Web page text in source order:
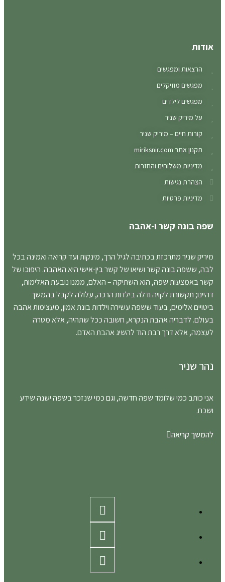
אודות
הרצאות ומפגשים
מפגשים מוזיקלים
מפגשים לילדים
על מיריק שניר
קורות חיים – מיריק שניר
תקנון אתר miriksnir.com
מדיניות משלוחים והחזרות
הצהרת נגישות
מדיניות פרטיות
שפה בונה קשר ו-אהבה
מיריק שניר מתרכזת בכתיבה לגיל הרך, מינקות ועד קריאה ואמינה בכל
לבה, ששפה בונה קשר ושיאו של קשר בין-אישי היא האהבה. היפוכו של
קשר באמצעות שפה, הוא השתיקה – האלם, ממנו נובעת האלימות,
דהיינו; תקשורת לקויה ודלה בילדות הרכה, עלולה לקבל בהמשך
ביטויים אלימים, בעוד ששפה עשירה וילדות בונת אמון, מעצימות אהבה
בעולם. לדבריה אהבת הנקרא, חשובה ככל שתהיה, אלא מטרה
לעצמה, אלא דרך רבת הוד להשיג אהבת האדם.
נהר שניר
אני כותב כמי שלומד שפה חדשה, וגם כמי שנזכר בשפה ישנה שידע
ושכח.
להמשך קריאה